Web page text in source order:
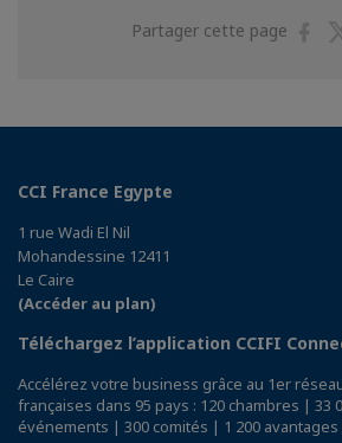
Partager cette page
CCI France Egypte
1 rue Wadi El Nil
Mohandessine 12411
Le Caire
(Accéder au plan)
Téléchargez l’application CCIFI
Accélérez votre business grâce au 1er
françaises dans 95 pays : 120 chambres | 33
événements | 300 comités | 1 200